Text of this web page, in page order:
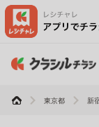
東京都 新